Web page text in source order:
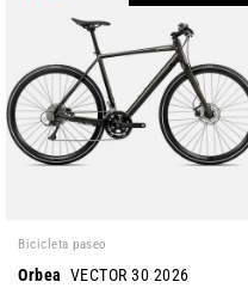
Bicicleta paseo
Orbea VECTOR 30 2026